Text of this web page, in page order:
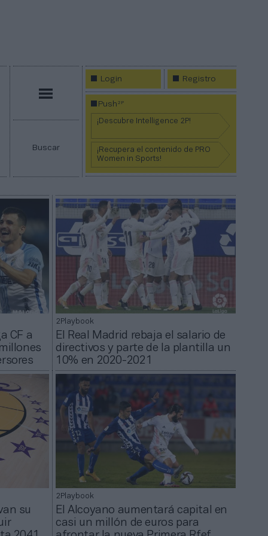
Buscar
Login Registro
Push2P
¡Descubre Intelligence 2P!
¡Recupera el contenido de PRO
Women in Sports!
CF a
2Playbook
El Real Madrid rebaja el salario de
directivos y parte de la plantilla un
10% en 2020-2021
su
2Playbook
El Alcoyano aumentará capital en
casi un millón de euros para